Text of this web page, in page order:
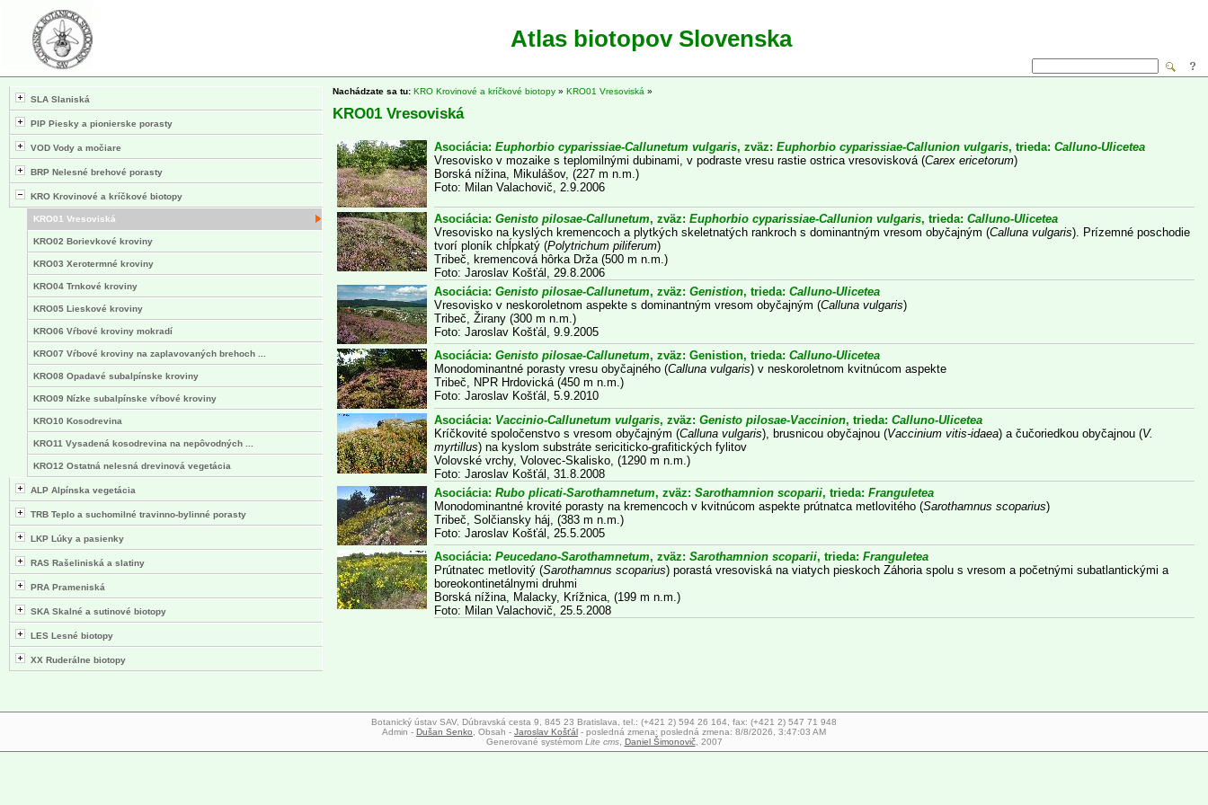
Atlas biotopov Slovenska
SLA Slaniská
PIP Piesky a pionierske porasty
VOD Vody a močiare
BRP Nelesné brehové porasty
KRO Krovinové a kríčkové biotopy
KRO01 Vresoviská
KRO02 Borievkové kroviny
KRO03 Xerotermné kroviny
KRO04 Trnkové kroviny
KRO05 Lieskové kroviny
KRO06 Vŕbové kroviny mokradí
KRO07 Vŕbové kroviny na zaplavovaných brehoch ...
KRO08 Opadavé subalpínske kroviny
KRO09 Nízke subalpínske vŕbové kroviny
KRO10 Kosodrevina
KRO11 Vysadená kosodrevina na nepôvodných ...
KRO12 Ostatná nelesná drevinová vegetácia
ALP Alpínska vegetácia
TRB Teplo a suchomilné travinno-bylinné porasty
LKP Lúky a pasienky
RAS Rašeliniská a slatiny
PRA Prameniská
SKA Skalné a sutinové biotopy
LES Lesné biotopy
XX Ruderálne biotopy
Nachádzate sa tu: KRO Krovinové a kríčkové biotopy » KRO01 Vresoviská »
KRO01 Vresoviská
Asociácia: Euphorbio cyparissiae-Callunetum vulgaris, zväz: Euphorbio cyparissiae-Callunion vulgaris, trieda: Calluno-Ulicetea
Vresovisko v mozaike s teplomilnými dubinami, v podraste vresu rastie ostrica vresovisková (Carex ericetorum)
Borská nížina, Mikulášov, (227 m n.m.)
Foto: Milan Valachovič, 2.9.2006
Asociácia: Genisto pilosae-Callunetum, zväz: Euphorbio cyparissiae-Callunion vulgaris, trieda: Calluno-Ulicetea
Vresovisko na kyslých kremencoch a plytkých skeletnatých rankroch s dominantným vresom obyčajným (Calluna vulgaris). Prízemné poschodie
tvorí ploník chĺpkatý (Polytrichum piliferum)
Tribeč, kremencová hôrka Drža (500 m n.m.)
Foto: Jaroslav Košťál, 29.8.2006
Asociácia: Genisto pilosae-Callunetum, zväz: Genistion, trieda: Calluno-Ulicetea
Vresovisko v neskoroletnom aspekte s dominantným vresom obyčajným (Calluna vulgaris)
Tribeč, Žirany (300 m n.m.)
Foto: Jaroslav Košťál, 9.9.2005
Asociácia: Genisto pilosae-Callunetum, zväz: Genistion, trieda: Calluno-Ulicetea
Monodominantné porasty vresu obyčajného (Calluna vulgaris) v neskoroletnom kvitnúcom aspekte
Tribeč, NPR Hrdovická (450 m n.m.)
Foto: Jaroslav Košťál, 5.9.2010
Asociácia: Vaccinio-Callunetum vulgaris, zväz: Genisto pilosae-Vaccinion, trieda: Calluno-Ulicetea
Kríčkovité spoločenstvo s vresom obyčajným (Calluna vulgaris), brusnicou obyčajnou (Vaccinium vitis-idaea) a čučoriedkou obyčajnou (V.
myrtillus) na kyslom substráte sericiticko-grafitických fylitov
Volovské vrchy, Volovec-Skalisko, (1290 m n.m.)
Foto: Jaroslav Košťál, 31.8.2008
Asociácia: Rubo plicati-Sarothamnetum, zväz: Sarothamnion scoparii, trieda: Franguletea
Monodominantné krovité porasty na kremencoch v kvitnúcom aspekte prútnatca metlovitého (Sarothamnus scoparius)
Tribeč, Solčiansky háj, (383 m n.m.)
Foto: Jaroslav Košťál, 25.5.2005
Asociácia: Peucedano-Sarothamnetum, zväz: Sarothamnion scoparii, trieda: Franguletea
Prútnatec metlovitý (Sarothamnus scoparius) porastá vresoviská na viatych pieskoch Záhoria spolu s vresom a početnými subatlantickými a
boreokontinetálnymi druhmi
Borská nížina, Malacky, Krížnica, (199 m n.m.)
Foto: Milan Valachovič, 25.5.2008
Botanický ústav SAV, Dúbravská cesta 9, 845 23 Bratislava, tel.: (+421 2) 594 26 164, fax: (+421 2) 547 71 948
Admin - Dušan Senko , Obsah - Jaroslav Košťál - posledná zmena: posledná zmena: 8/8/2026, 3:47:03 AM
Generované systémom Lite cms, Daniel Šimonovič, 2007